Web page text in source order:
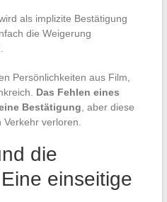
als implizite Bestätigung
die Weigerung
Persönlichkeiten aus Film,
Das Fehlen eines
Bestätigung , aber diese
verloren.
die
einseitige